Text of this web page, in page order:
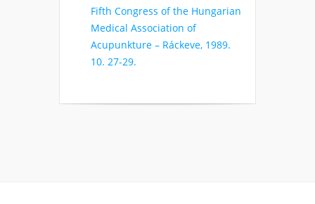
Fifth Congress of the Hungarian
Medical Association of
Acupunkture – Ráckeve, 1989.
10. 27-29.